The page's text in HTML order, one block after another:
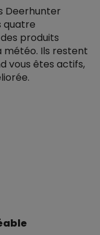
Deerhunter
quatre
produits
météo. Ils restent
vous êtes actifs,